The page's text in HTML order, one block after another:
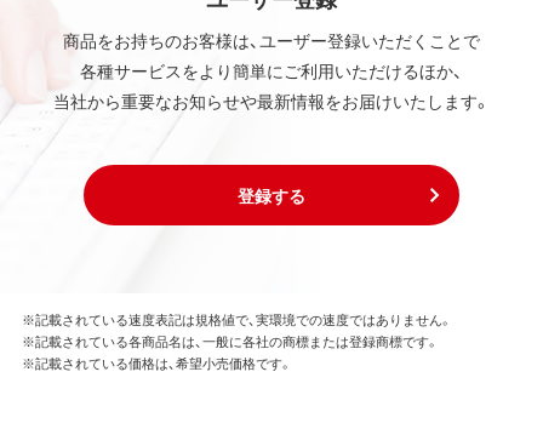
商品をお持ちのお客様は、ユーザー登録いただくことで
各種サービスをより簡単にご利用いただけるほか、
当社から重要なお知らせや最新情報をお届けいたします。
登録する
※記載されている速度表記は規格値で、実環境での速度ではありません。
※記載されている各商品名は、一般に各社の商標または登録商標です。
※記載されている価格は、希望小売価格です。